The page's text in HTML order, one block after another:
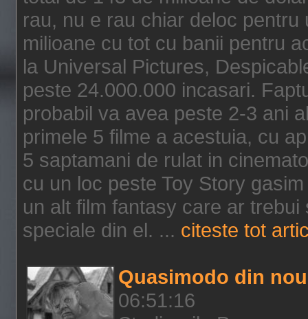
rau, nu e rau chiar deloc
milioane cu tot cu banii pentru
la Universal Pictures,
peste 24.000.000 incasari.
probabil va avea peste 2-3 ani
primele 5 filme a acestuia, cu
5 saptamani de rulat in
cu un loc peste Toy Story
un alt film fantasy care ar
speciale din el. ... citeste tot
Quasimodo din
06:51:16